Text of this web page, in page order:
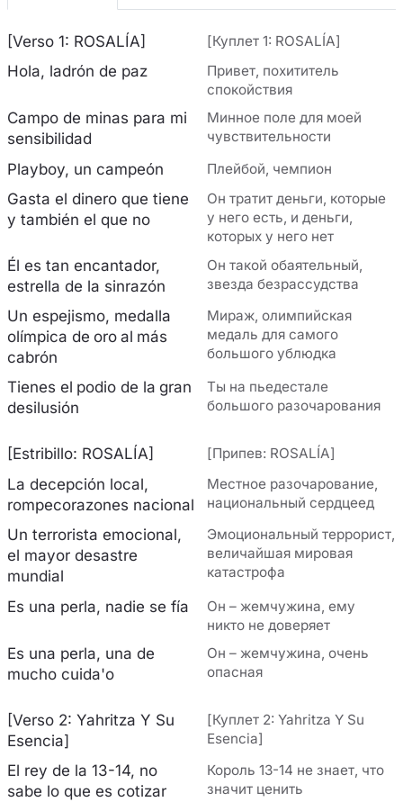
[Verso 1: ROSALÍA] [Куплет 1: ROSALÍA]
Hola, ladrón de paz
Привет, похититель
спокойствия
Campo de minas para mi
sensibilidad
Минное поле для моей
чувствительности
Playboy, un campeón Плейбой, чемпион
Gasta el dinero que tiene
y también el que no
Он тратит деньги, которые
у него есть, и деньги,
которых у него нет
Él es tan encantador,
estrella de la sinrazón
Он такой обаятельный,
звезда безрассудства
Un espejismo, medalla
olímpica de oro al más
cabrón
Мираж, олимпийская
медаль для самого
большого ублюдка
Tienes el podio de la gran
desilusión
Ты на пьедестале
большого разочарования
[Estribillo: ROSALÍA] [Припев: ROSALÍA]
La decepción local,
rompecorazones nacional
Местное разочарование,
национальный сердцеед
Un terrorista emocional,
el mayor desastre
mundial
Эмоциональный террорист,
величайшая мировая
катастрофа
Es una perla, nadie se fía
Он – жемчужина, ему
никто не доверяет
Es una perla, una de
mucho cuida'o
Он – жемчужина, очень
опасная
[Verso 2: Yahritza Y Su
Esencia]
[Куплет 2: Yahritza Y Su
Esencia]
El rey de la 13-14, no
sabe lo que es cotizar
Король 13-14 не знает, что
значит ценить